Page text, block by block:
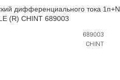
дифференциального тока
(R) CHINT 689003
689003
CHINT